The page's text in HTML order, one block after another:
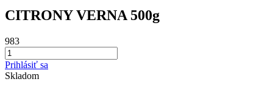
CITRONY VERNA 500g
983
Prihlásiť sa
Skladom